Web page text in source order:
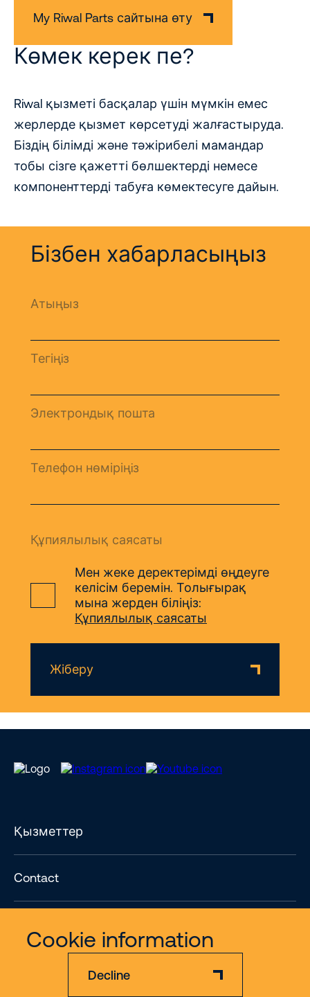
Cookie information
Decline
My Riwal Parts сайтына өту
Көмек керек пе?
Riwal қызметі басқалар үшін мүмкін емес
жерлерде қызмет көрсетуді жалғастыруда.
Біздің білімді және тәжірибелі мамандар
тобы сізге қажетті бөлшектерді немесе
компоненттерді табуға көмектесуге дайын.
Бізбен хабарласыңыз
Атыңыз
Тегіңiз
Электрондық пошта
Телефон нөміріңiз
Құпиялылық саясаты
Мен жеке деректерімді өңдеуге
келісім беремін. Толығырақ
мына жерден біліңіз:
Құпиялылық саясаты
Жіберу
Қызметтер
Contact